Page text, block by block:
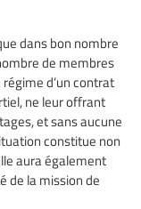
dans bon nombre
de membres
d’un contrat
ne leur offrant
et sans aucune
constitue non
aura également
de la mission de